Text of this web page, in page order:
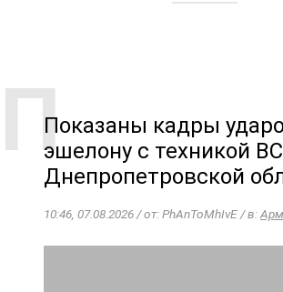
Показаны кадры
эшелону с техникой
Днепропетровской
10:46, 07.08.2026 / от: PhAnToMhIvE / в: